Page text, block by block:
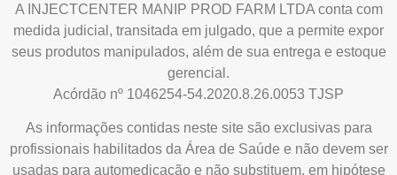
A INJECTCENTER MANIP PROD FARM LTDA conta com
medida judicial, transitada em julgado, que a permite expor
seus produtos manipulados, além de sua entrega e estoque
gerencial.
Acórdão nº 1046254-54.2020.8.26.0053 TJSP
As informações contidas neste site são exclusivas para
profissionais habilitados da Área de Saúde e não devem ser
usadas para automedicação e não substituem, em hipótese